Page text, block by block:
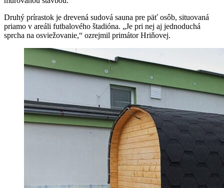
Druhý prírastok je drevená sudová sauna pre päť osôb, situovaná
priamo v areáli futbalového štadióna. „Je pri nej aj jednoduchá
sprcha na osviežovanie,“ ozrejmil primátor Hriňovej.